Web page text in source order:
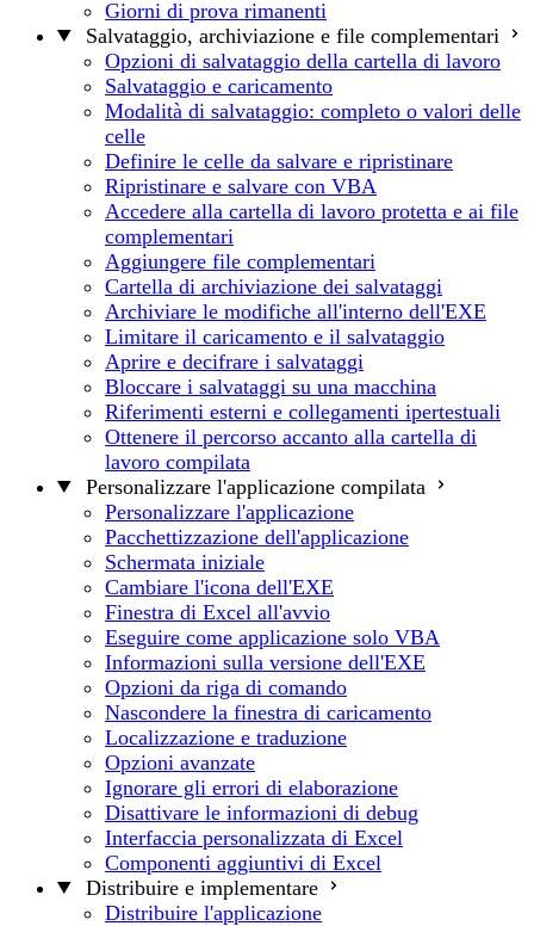
Giorni di prova rimanenti
Salvataggio, archiviazione e file complementari
Opzioni di salvataggio della cartella di lavoro
Salvataggio e caricamento
Modalità di salvataggio: completo o valori delle
celle
Definire le celle da salvare e ripristinare
Ripristinare e salvare con VBA
Accedere alla cartella di lavoro protetta e ai file
complementari
Aggiungere file complementari
Cartella di archiviazione dei salvataggi
Archiviare le modifiche all'interno dell'EXE
Limitare il caricamento e il salvataggio
Aprire e decifrare i salvataggi
Bloccare i salvataggi su una macchina
Riferimenti esterni e collegamenti ipertestuali
Ottenere il percorso accanto alla cartella di
lavoro compilata
Personalizzare l'applicazione compilata
Personalizzare l'applicazione
Pacchettizzazione dell'applicazione
Schermata iniziale
Cambiare l'icona dell'EXE
Finestra di Excel all'avvio
Eseguire come applicazione solo VBA
Informazioni sulla versione dell'EXE
Opzioni da riga di comando
Nascondere la finestra di caricamento
Localizzazione e traduzione
Opzioni avanzate
Ignorare gli errori di elaborazione
Disattivare le informazioni di debug
Interfaccia personalizzata di Excel
Componenti aggiuntivi di Excel
Distribuire e implementare
Distribuire l'applicazione